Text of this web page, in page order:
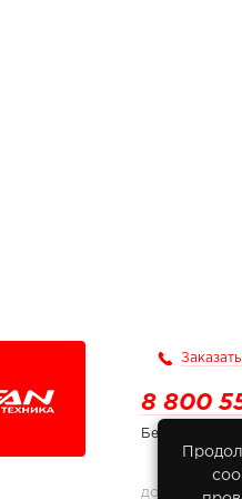
8 800
Бесплатно по
ДОКУМЕНТЫ